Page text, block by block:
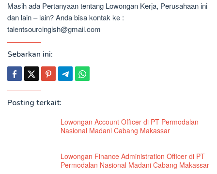
Masih ada Pertanyaan tentang Lowongan Kerja, Perusahaan ini
dan lain – lain? Anda bisa kontak ke :
talentsourcingish@gmail.com
Sebarkan ini:
Posting terkait:
Lowongan Account Officer di PT Permodalan
Nasional Madani Cabang Makassar
Lowongan Finance Administration Officer di PT
Permodalan Nasional Madani Cabang Makassar